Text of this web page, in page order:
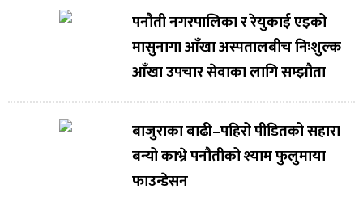
पनौती नगरपालिका र रेयुकाई एइको
मासुनागा आँखा अस्पतालबीच निःशुल्क
आँखा उपचार सेवाका लागि सम्झौता
बाजुराका बाढी–पहिरो पीडितको सहारा
बन्यो काभ्रे पनौतीको श्याम फुलुमाया
फाउन्डेसन